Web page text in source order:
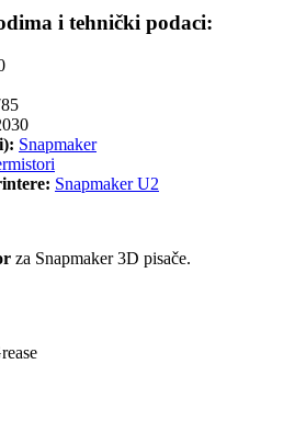
i tehnički podaci:
Snapmaker
Snapmaker U2
za Snapmaker 3D pisače.